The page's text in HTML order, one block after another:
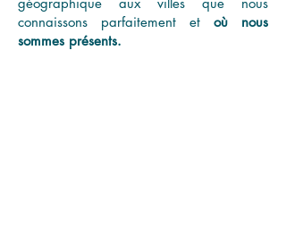
connaissons parfaitement et où nous
sommes présents.